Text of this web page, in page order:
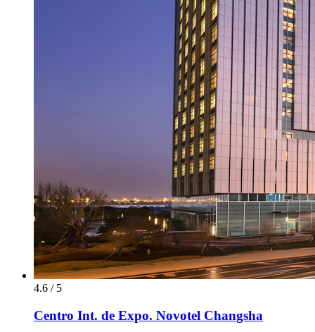
4.6 / 5
Centro Int. de Expo. Novotel Changsha